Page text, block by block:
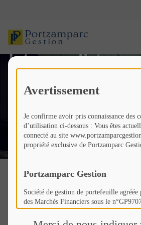
Avertissement
Je confirme avoir pris connaissance des
d’utilisation ci-dessous : Vous êtes
connecté au site
propriété exclusive de Portzamparc
Portzamparc Gestion
Société de gestion de portefeuille
des Marchés Financiers sous le
Société Anonyme à Conseil
de 307 846 €,
Geoffrey
Interview
faut commencer à
nouveau ce